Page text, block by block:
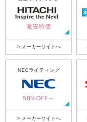
激安特価
> メーカーサイトへ
NECライティング
58%OFF～
> メーカーサイトへ